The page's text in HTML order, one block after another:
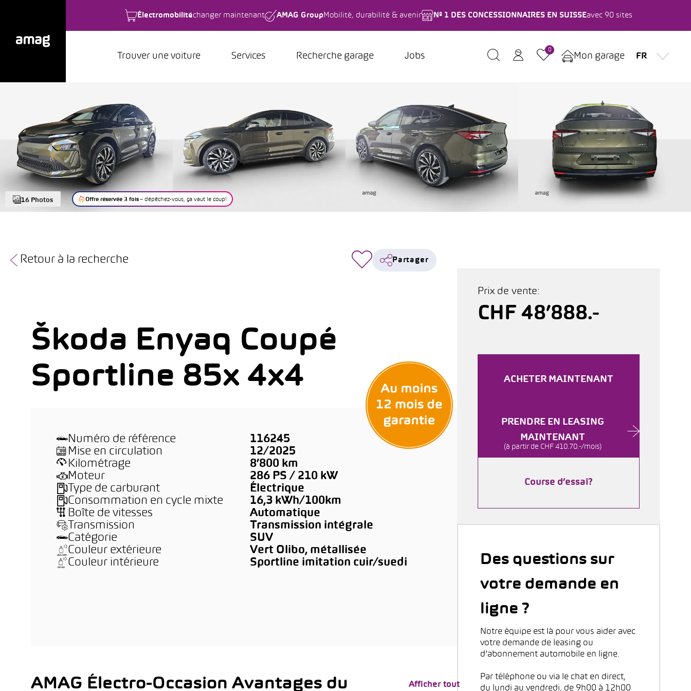
Électromobilitéchanger maintenant AMAG Group Mobilité, durabilité & avenir Nº 1 DES CONCESSIONNAIRES EN SUISSEavec 90 sites
Trouver une voiture Services Recherche garage Jobs
0
Mon garage FR
16 Photos Offre réservée 3 fois – dépêchez-vous, ça vaut le coup!
Retour à la recherche Partager
Škoda Enyaq Coupé
Sportline 85x 4x4
Numéro de référence
116245
Mise en circulation
12/2025
Kilométrage
8’800 km
Moteur
286 PS / 210 kW
Type de carburant
Électrique
Consommation en cycle mixte
16,3 kWh/100km
Boîte de vitesses
Automatique
Transmission
Transmission intégrale
Catégorie
SUV
Couleur extérieure
Vert Olibo, métallisée
Couleur intérieure
Sportline imitation cuir/suedi
AMAG Électro-Occasion Avantages du
Afficher tout
Prix de vente:
CHF 48’888.-
ACHETER MAINTENANT
PRENDRE EN LEASING
MAINTENANT
(à partir de CHF 410.70.-/mois)
Course d’essai?
Des questions sur
votre demande en
ligne ?
Notre équipe est là pour vous aider avec
votre demande de leasing ou
d’abonnement automobile en ligne.
Par téléphone ou via le chat en direct,
du lundi au vendredi, de 9h00 à 12h00